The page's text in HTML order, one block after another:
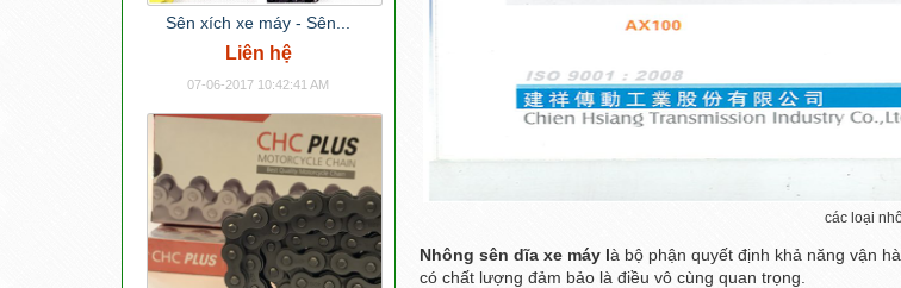
các loại
Nhông sên dĩa xe máy là bộ phận quyết định khả năng vận
có chất lượng đảm bảo là điều vô cùng quan trọng.
Sên xích xe máy - Sên...
Liên hệ
07-06-2017 10:42:41 AM